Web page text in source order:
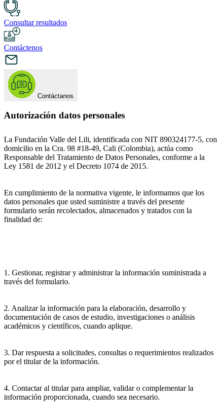
Consultar resultados
Contáctenos
Contáctanos
Autorización datos personales
La Fundación Valle del Lili, identificada con NIT 890324177-5, con
domicilio en la Cra. 98 #18-49, Cali (Colombia), actúa como
Responsable del Tratamiento de Datos Personales, conforme a la
Ley 1581 de 2012 y el Decreto 1074 de 2015.
En cumplimiento de la normativa vigente, le informamos que los
datos personales que usted suministre a través del presente
formulario serán recolectados, almacenados y tratados con la
finalidad de:
1. Gestionar, registrar y administrar la información suministrada a
través del formulario.
2. Analizar la información para la elaboración, desarrollo y
documentación de casos de estudio, investigaciones o análisis
académicos y científicos, cuando aplique.
3. Dar respuesta a solicitudes, consultas o requerimientos realizados
por el titular de la información.
4. Contactar al titular para ampliar, validar o complementar la
información proporcionada, cuando sea necesario.